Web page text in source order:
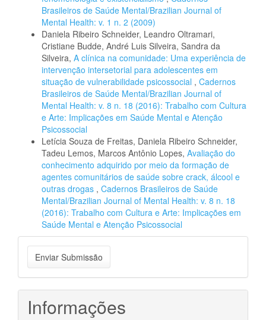
Brasileiros de Saúde Mental/Brazilian Journal of
Mental Health: v. 1 n. 2 (2009)
Daniela Ribeiro Schneider, Leandro Oltramari,
Cristiane Budde, André Luis Silveira, Sandra da
Silveira, A clínica na comunidade: Uma experiência de
intervenção intersetorial para adolescentes em
situação de vulnerabilidade psicossocial , Cadernos
Brasileiros de Saúde Mental/Brazilian Journal of
Mental Health: v. 8 n. 18 (2016): Trabalho com Cultura
e Arte: Implicações em Saúde Mental e Atenção
Psicossocial
Letícia Souza de Freitas, Daniela Ribeiro Schneider,
Tadeu Lemos, Marcos Antônio Lopes, Avaliação do
conhecimento adquirido por meio da formação de
agentes comunitários de saúde sobre crack, álcool e
outras drogas , Cadernos Brasileiros de Saúde
Mental/Brazilian Journal of Mental Health: v. 8 n. 18
(2016): Trabalho com Cultura e Arte: Implicações em
Saúde Mental e Atenção Psicossocial
Enviar
Submissão
Enviar Submissão
Informações